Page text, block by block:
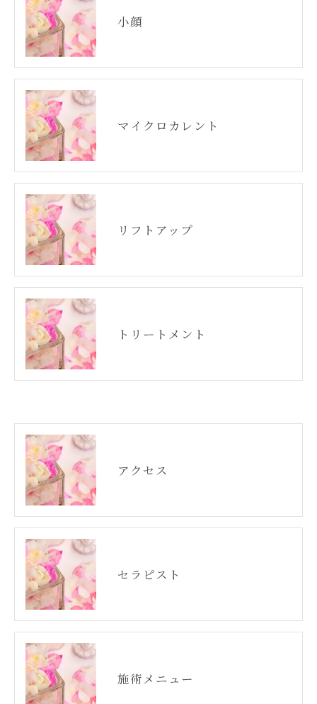
小顔
マイクロカレント
リフトアップ
トリートメント
アクセス
セラピスト
施術メニュー